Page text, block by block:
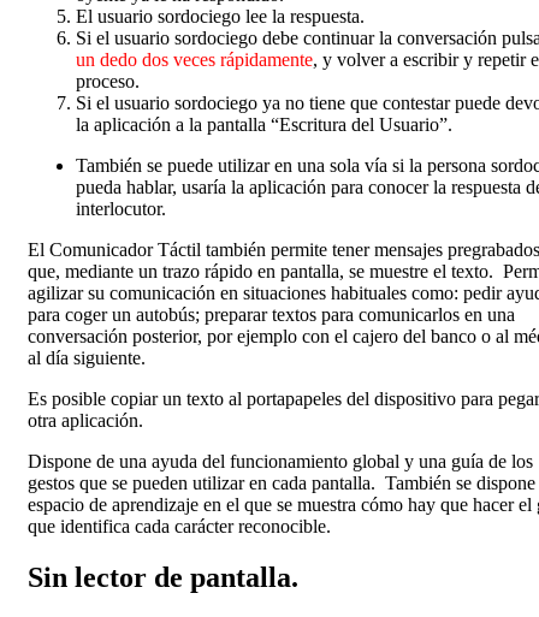
El usuario sordociego lee la respuesta.
Si el usuario sordociego debe continuar la conversación
un dedo dos veces rápidamente, y volver a escribir y repetir
proceso.
Si el usuario sordociego ya no tiene que contestar puede
la aplicación a la pantalla “Escritura del Usuario”.
También se puede utilizar en una sola vía si la persona
pueda hablar, usaría la aplicación para conocer la respuesta
interlocutor.
El Comunicador Táctil también permite tener mensajes
que, mediante un trazo rápido en pantalla, se muestre el texto.
agilizar su comunicación en situaciones habituales como: pedir
para coger un autobús; preparar textos para comunicarlos en una
conversación posterior, por ejemplo con el cajero del banco o al
al día siguiente.
Es posible copiar un texto al portapapeles del dispositivo para
otra aplicación.
Dispone de una ayuda del funcionamiento global y una guía de los
gestos que se pueden utilizar en cada pantalla. También se
espacio de aprendizaje en el que se muestra cómo hay que hacer el
que identifica cada carácter reconocible.
Sin lector de pantalla.